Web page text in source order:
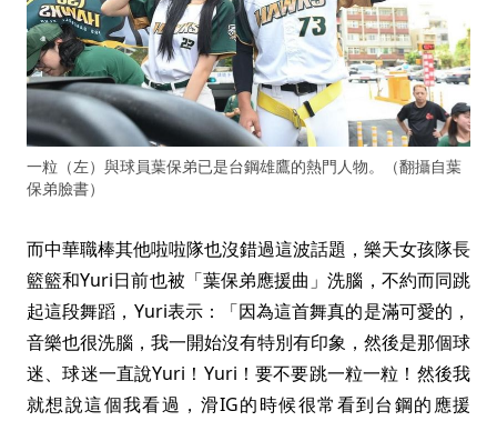
一粒（左）與球員葉保弟已是台鋼雄鷹的熱門人物。（翻攝自葉
保弟臉書）
而中華職棒其他啦啦隊也沒錯過這波話題，樂天女孩隊長
籃籃和Yuri日前也被「葉保弟應援曲」洗腦，不約而同跳
起這段舞蹈，Yuri表示：「因為這首舞真的是滿可愛的，
音樂也很洗腦，我一開始沒有特別有印象，然後是那個球
迷、球迷一直說Yuri！Yuri！要不要跳一粒一粒！然後我
就想說這個我看過，滑IG的時候很常看到台鋼的應援